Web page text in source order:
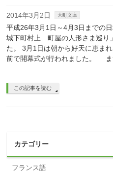
2014年3月2日 大町文庫
平成26年3月1日～4月3日までの
城下町村上 町屋の人形さま巡り
た。 3月1日は朝から好天に恵ま
前で開幕式が行われました。 ま
この記事を読む
カテゴリー
フランス語